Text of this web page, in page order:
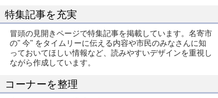
特集記事を充実
冒頭の見開きページで特集記事を掲載しています。名寄市
の" 今" をタイムリーに伝える内容や市民のみなさんに知
っておいてほしい情報など、読みやすいデザインを重視し
ながら作成しています。
コーナーを整理